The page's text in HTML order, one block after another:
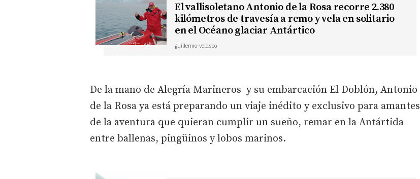
El vallisoletano Antonio de la Rosa recorre 2.380
kilómetros de travesía a remo y vela en solitario
en el Océano glaciar Antártico
guillermo-velasco
De la mano de Alegría Marineros y su embarcación El Doblón, Antonio
de la Rosa ya está preparando un viaje inédito y exclusivo para amantes
de la aventura que quieran cumplir un sueño, remar en la Antártida
entre ballenas, pingüinos y lobos marinos.